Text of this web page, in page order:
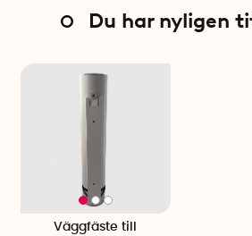
Du har nyligen
Väggfäste till